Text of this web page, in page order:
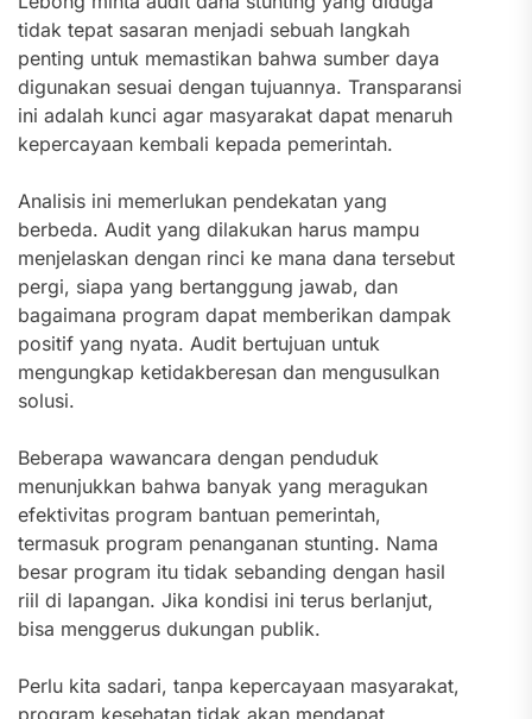
tidak tepat sasaran menjadi sebuah langkah
penting untuk memastikan bahwa sumber daya
digunakan sesuai dengan tujuannya. Transparansi
ini adalah kunci agar masyarakat dapat menaruh
kepercayaan kembali kepada pemerintah.
Analisis ini memerlukan pendekatan yang
berbeda. Audit yang dilakukan harus mampu
menjelaskan dengan rinci ke mana dana tersebut
pergi, siapa yang bertanggung jawab, dan
bagaimana program dapat memberikan dampak
positif yang nyata. Audit bertujuan untuk
mengungkap ketidakberesan dan mengusulkan
solusi.
Beberapa wawancara dengan penduduk
menunjukkan bahwa banyak yang meragukan
efektivitas program bantuan pemerintah,
termasuk program penanganan stunting. Nama
besar program itu tidak sebanding dengan hasil
riil di lapangan. Jika kondisi ini terus berlanjut,
bisa menggerus dukungan publik.
Perlu kita sadari, tanpa kepercayaan masyarakat,
program kesehatan tidak akan mendapat